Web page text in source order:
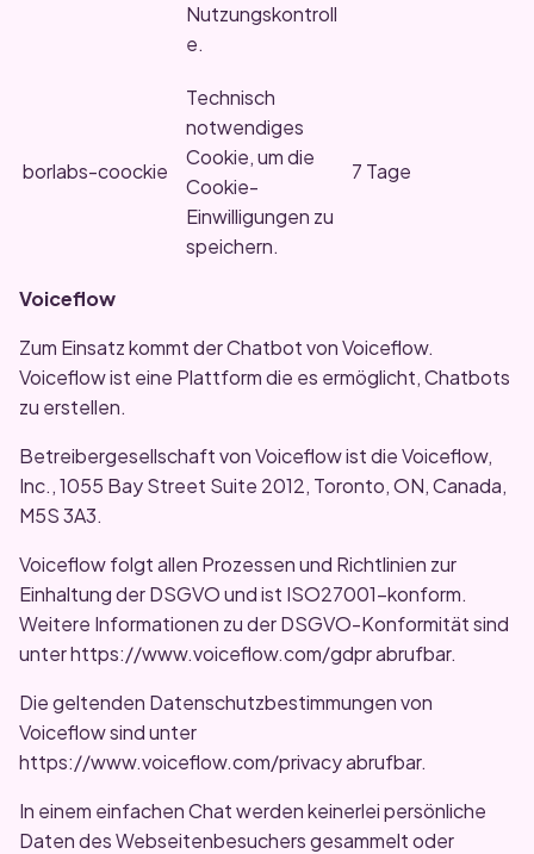
Nutzungskontroll
e.
borlabs-coockie
Technisch
notwendiges
Cookie, um die
Cookie-
Einwilligungen zu
speichern.
7 Tage
Voiceflow
Zum Einsatz kommt der Chatbot von Voiceflow.
Voiceflow ist eine Plattform die es ermöglicht, Chatbots
zu erstellen.
Betreibergesellschaft von Voiceflow ist die Voiceflow,
Inc., 1055 Bay Street Suite 2012, Toronto, ON, Canada,
M5S 3A3.
Voiceflow folgt allen Prozessen und Richtlinien zur
Einhaltung der DSGVO und ist ISO27001-konform.
Weitere Informationen zu der DSGVO-Konformität sind
unter https://www.voiceflow.com/gdpr abrufbar.
Die geltenden Datenschutzbestimmungen von
Voiceflow sind unter
https://www.voiceflow.com/privacy abrufbar.
In einem einfachen Chat werden keinerlei persönliche
Daten des Webseitenbesuchers gesammelt oder